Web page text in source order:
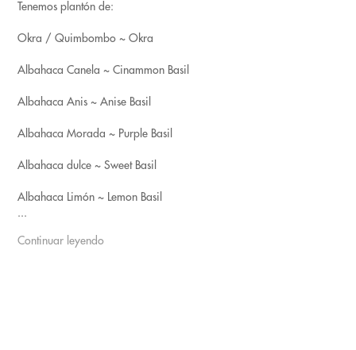
Tenemos plantón de:
Okra / Quimbombo ~ Okra
Albahaca Canela ~ Cinammon Basil
Albahaca Anis ~ Anise Basil
Albahaca Morada ~ Purple Basil
Albahaca dulce ~ Sweet Basil
Albahaca Limón ~ Lemon Basil
...
Continuar leyendo